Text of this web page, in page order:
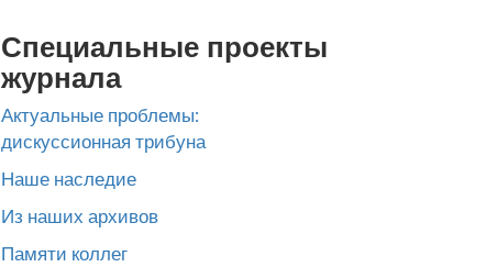
Специальные проекты
журнала
Актуальные проблемы:
дискуссионная трибуна
Наше наследие
Из наших архивов
Памяти коллег